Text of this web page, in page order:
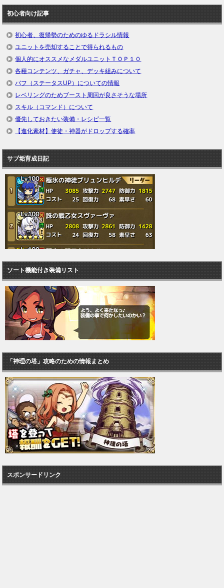
初心者向け記事
初心者、復帰勢のためのゆるドラシル情報
ユニットを売却することで得られるもの
個人的にオススメなメダルユニットＴＯＰ１０
各種コンテンツ、ガチャ、デッキ組みについて
バフ（ステータスUP）についての情報
レベリングのためブースト周回が良さそうな場所
スキル（コマンド）について
優先しておきたい装備・レシピ一覧
【進化素材】使徒・神器がドロップする確率
サブ垢育成日記
ソート機能付き装備リスト
「神理の塔」攻略のための情報まとめ
スポンサードリンク